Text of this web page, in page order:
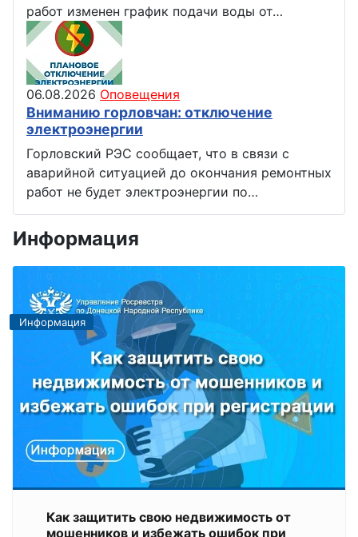
работ изменен график подачи воды от…
06.08.2026 Оповещения
Вниманию горловчан: отключение
электроэнергии
Горловский РЭС сообщает, что в связи с
аварийной ситуацией до окончания ремонтных
работ не будет электроэнергии по…
Информация
Информация
Как защитить свою недвижимость от
мошенников и избежать ошибок при